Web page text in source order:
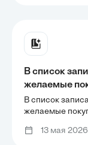
В список
желаемые
число, на
всех
элементы
новый список
В список
желаемые
списка.13 мая 2026